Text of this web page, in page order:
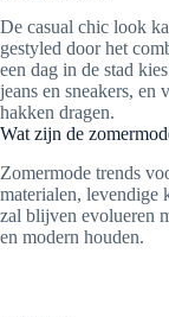
De casual chic look
gestyled door het
een dag in de stad
jeans en sneakers,
hakken dragen.
Wat zijn de
Zomermode trends
materialen, levendige
zal blijven evolueren
en modern houden.